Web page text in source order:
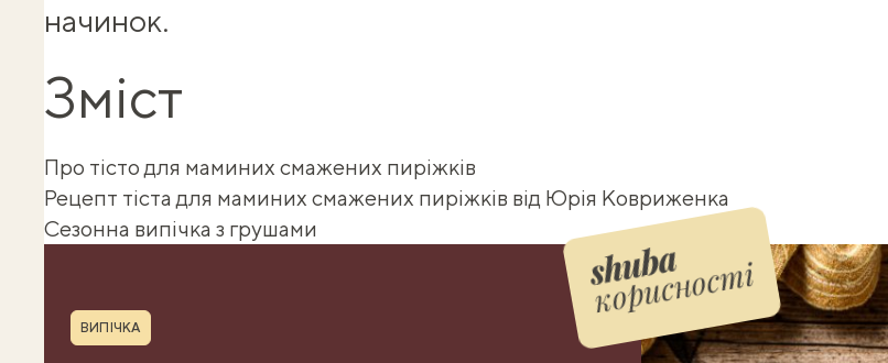
начинок.
Зміст
Про тісто для маминих смажених пиріжків
Рецепт тіста для маминих смажених пиріжків від Юрія Ковриженка
Сезонна випічка з грушами
корисності
Рубрика
ВИПІЧКА